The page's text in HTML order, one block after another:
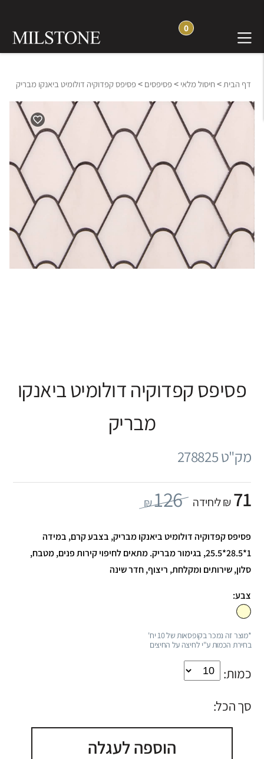
0
דף הבית>חיסול מלאי >פסיפסים >פסיפס קפדוקיה דולומיט ביאנקו מבריק
פסיפס קפדוקיה דולומיט ביאנקו
מבריק
מק"ט 278825
71₪ ליחידה 126
₪
פסיפס קפדוקיה דולומיט ביאנקו מבריק, בצבע קרם, במידה
1*28.5*25.5, בגימור מבריק. מתאים לחיפוי קירות פנים, מטבח,
סלון, שירותים ומקלחת, ריצוף, חדר שינה
צבע:
*מוצר זה נמכר בקופסאות של 10 יח'
בחירת הכמות ע"י לחיצה על החיצים
כמות:
סך הכל:
הוספה לעגלה